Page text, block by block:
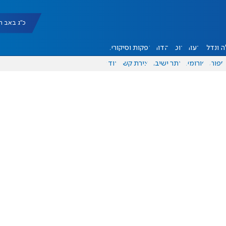
כ"ג באב תשפ"ו
ונדל"ן דעות אוכל יהדות הפקות וסיקורים
ספורט פורומים אתר ישיבה יצירת קשר עוד